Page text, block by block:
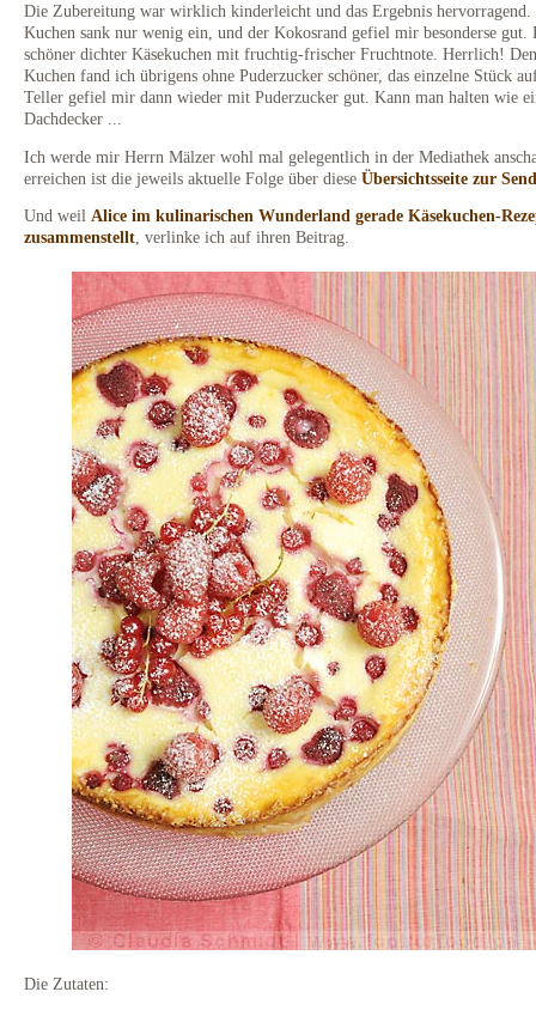
Die Zubereitung war wirklich kinderleicht und das Ergebnis hervorragend.
Kuchen sank nur wenig ein, und der Kokosrand gefiel mir besonderse gut.
schöner dichter Käsekuchen mit fruchtig-frischer Fruchtnote. Herrlich!
Kuchen fand ich übrigens ohne Puderzucker schöner, das einzelne Stück
Teller gefiel mir dann wieder mit Puderzucker gut. Kann man halten wie
Dachdecker ...
Ich werde mir Herrn Mälzer wohl mal gelegentlich in der Mediathek
erreichen ist die jeweils aktuelle Folge über diese Übersichtsseite zur
Und weil Alice im kulinarischen Wunderland gerade Käsekuchen-
zusammenstellt , verlinke ich auf ihren Beitrag.
Die Zutaten: